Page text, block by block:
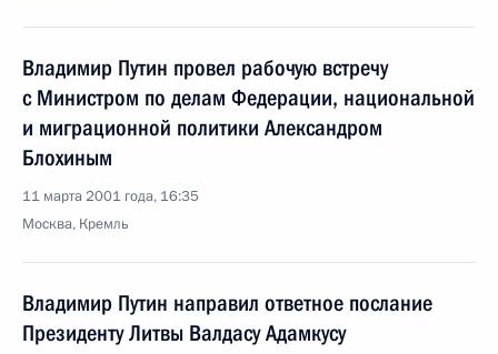
Владимир Путин провел рабочую встречу
с Министром по делам Федерации, национальной
и миграционной политики Александром
Блохиным
11 марта 2001 года, 16:35
Москва, Кремль
Владимир Путин направил ответное послание
Президенту Литвы Валдасу Адамкусу